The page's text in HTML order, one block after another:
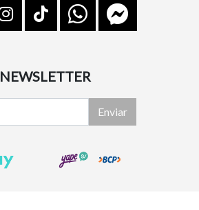
NEWSLETTER
Enviar